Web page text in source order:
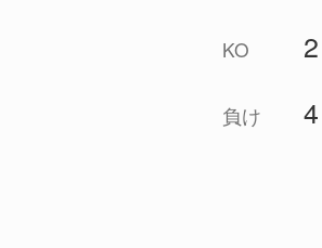
KO 2
負け 4